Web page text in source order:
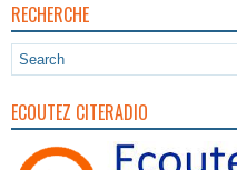
RECHERCHE
ECOUTEZ CITERADIO